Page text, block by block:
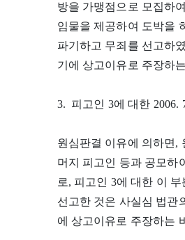
방을 가맹점으로 모집하
임물을 제공하여 도박을
파기하고 무죄를 선고하
기에 상고이유로 주장하
3. 피고인 3에 대한 2006.
원심판결 이유에 의하면,
머지 피고인 등과 공모하
로, 피고인 3에 대한 이
선고한 것은 사실심 법관
에 상고이유로 주장하는